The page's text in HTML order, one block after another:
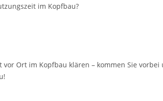
im Kopfbau?
vor Ort im Kopfbau klären – kommen Sie